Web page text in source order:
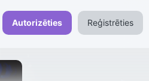
Autorizēties Reģistrēties